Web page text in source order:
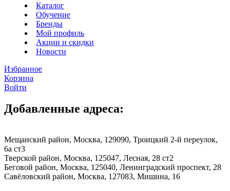
Каталог
Обучение
Бренды
Мой профиль
Акции и скидки
Новости
Избранное
Корзина
Войти
Добавленные адреса:
Мещанский район, Москва, 129090, Троицкий 2-й переулок,
6а ст3
Тверской район, Москва, 125047, Лесная, 28 ст2
Беговой район, Москва, 125040, Ленинградский проспект, 28
Савёловский район, Москва, 127083, Мишина, 16